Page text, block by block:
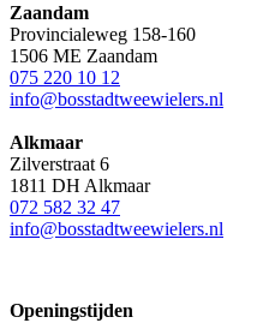
Zaandam
Provincialeweg 158-160
1506 ME Zaandam
075 220 10 12
info@bosstadtweewielers.nl
Alkmaar
Zilverstraat 6
1811 DH Alkmaar
072 582 32 47
info@bosstadtweewielers.nl
Openingstijden